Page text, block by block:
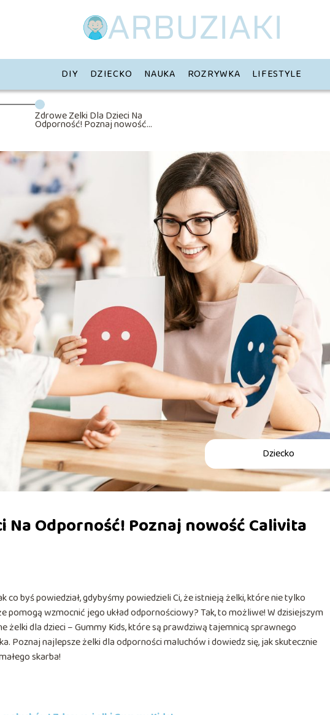
DIY DZIECKO NAUKA ROZRYWKA LIFESTYLE
Zdrowe Żelki Dla Dzieci Na
Odporność! Poznaj nowość
Calivita Gummy Kids
Dziecko
Na Odporność! Poznaj nowość Calivita
co byś powiedział, gdybyśmy powiedzieli Ci, że istnieją żelki, które nie tylko
pomogą wzmocnić jego układ odpornościowy? Tak, to możliwe! W dzisiejszym
dla dzieci – Gummy Kids, które są prawdziwą tajemnicą sprawnego
Poznaj najlepsze żelki dla odporności maluchów i dowiedz się, jak skutecznie
skarba!